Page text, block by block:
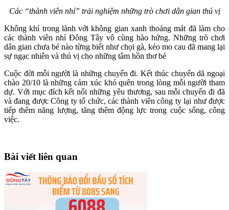
Các “thành viên nhí” trải nghiệm những trò chơi dân gian thú vị
Không khí trong lành với không gian xanh thoáng mát đã làm cho
các thành viên nhí Đông Tây vô cùng hào hứng. Những trò chơi
dân gian chưa bé nào từng biết như chọi gà, kéo mo cau đã mang lại
sự ngạc nhiên và thú vị cho những tâm hồn thơ bé
Cuộc đời mỗi người là những chuyến đi. Kết thúc chuyến dã ngoại
chào 20/10 là những cảm xúc khó quên trong lòng mỗi người tham
dự. Với mục đích kết nối những yêu thương, sau mỗi chuyến đi đã
và đang được Công ty tổ chức, các thành viên công ty lại như được
tiếp thêm năng lượng, tăng thêm động lực trong cuộc sống, công
việc.
Bài viết liên quan